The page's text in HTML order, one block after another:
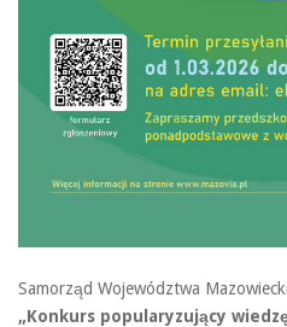
Samorząd Województwa
„Konkurs popularyzujący